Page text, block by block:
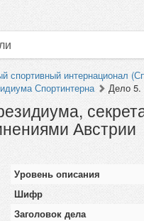
спортивный интернационал
Спортинтерна
Дело 5.
Австрии
Уровень описания
Шифр
Заголовок дела